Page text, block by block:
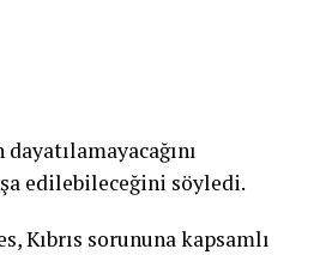
edilebileceğini söyledi.
Kıbrıs sorununa kapsamlı